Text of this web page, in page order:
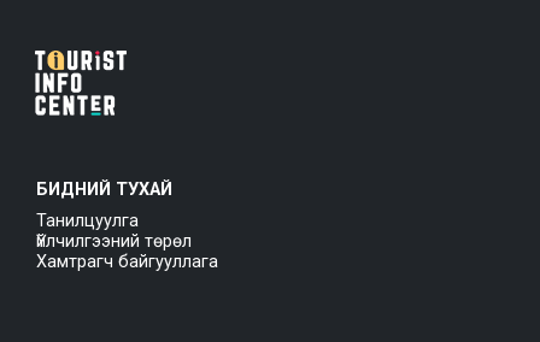
БИДНИЙ ТУХАЙ
Танилцуулга
Үйлчилгээний төрөл
Хамтрагч байгууллага